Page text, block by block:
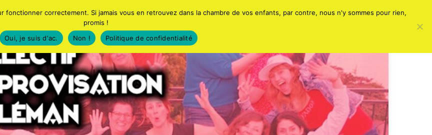
Search for:
correctement. Si jamais vous en retrouvez dans la chambre de vos enfants, par contre, nous n'y sommes pour rien,
promis !
Oui, je suis d'ac.
Non ! Politique de confidentialité